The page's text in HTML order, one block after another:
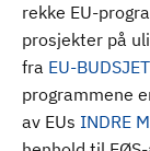
rekke EU-
prosjekter på
fra EU-
programmene
av EUs INDRE